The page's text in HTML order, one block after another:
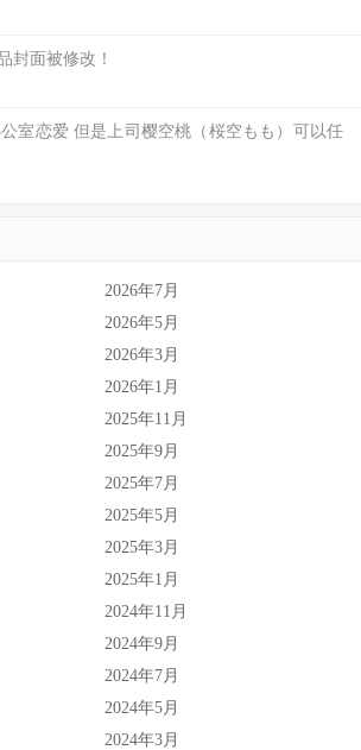
花あか出道
而七ツ森りり(七森莉莉
交出的成绩单：
的专属模特儿兼电视节目的固定主持
らら(安斋拉拉)胸围数字和罩杯一模一
果吓死人、吸金能力更不是一般女优能
的其他艺人表现依然优秀，S1仍然是
，不用怀疑。
封面被修改！
室恋爱 但是上司樱空桃（桜空もも）可以任
2026年7月
2026年5月
2026年3月
2026年1月
2025年11月
2025年9月
2025年7月
2025年5月
2025年3月
2025年1月
2024年11月
2024年9月
2024年7月
2024年5月
2024年3月